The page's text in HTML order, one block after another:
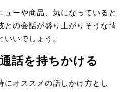
ューや商品、気になっていると
との会話が盛り上がりそうな情
いでしょう。
話を持ちかける
にオススメの話しかけ方とし